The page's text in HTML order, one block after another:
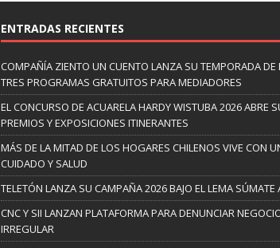
ENTRADAS RECIENTES
COMPAÑÍA ZIENTO UN CUENTO LANZA SU TEMPORADA
TRES PROGRAMAS GRATUITOS PARA MEDIADORES
EL CONCURSO DE ACUARELA HARDY WISTUBA 2026 ABRE
PREMIOS Y EXPOSICIONES ITINERANTES
MÁS DE LA MITAD DE LOS HOGARES CHILENOS VIVE CON
CUIDADO Y SALUD
TELETÓN LANZA SU CAMPAÑA 2026 BAJO EL LEMA SÚMATE
CNC Y SII LANZAN PLATAFORMA PARA DENUNCIAR
IRREGULAR